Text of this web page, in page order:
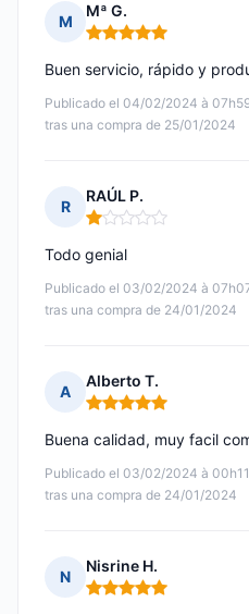
M
Mª G.
Nota: 5 de 5
Publicado el 04/02/2024 à
tras una compra de 25/01/2024
Buen servicio, rápido y
R
RAÚL P.
Nota: 1 de 5
Publicado el 03/02/2024 à
tras una compra de 24/01/2024
Todo genial
A
Alberto T.
Nota: 5 de 5
Publicado el 03/02/2024 à 00h11
tras una compra de 24/01/2024
Buena calidad, muy facil
N
Nisrine H.
Nota: 5 de 5